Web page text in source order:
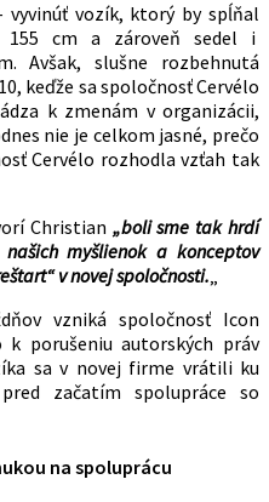
vyvinúť vozík, ktorý by spĺňal
155 cm a zároveň sedel i
Avšak, slušne rozbehnutá
keďže sa spoločnosť Cervélo
k zmenám v organizácii,
nie je celkom jasné, prečo
Cervélo rozhodla vzťah tak
Christian „boli sme tak hrdí
myšlienok a konceptov
v novej spoločnosti.„
vzniká spoločnosť Icon
k porušeniu autorských práv
sa v novej firme vrátili ku
začatím spolupráce so
na spoluprácu